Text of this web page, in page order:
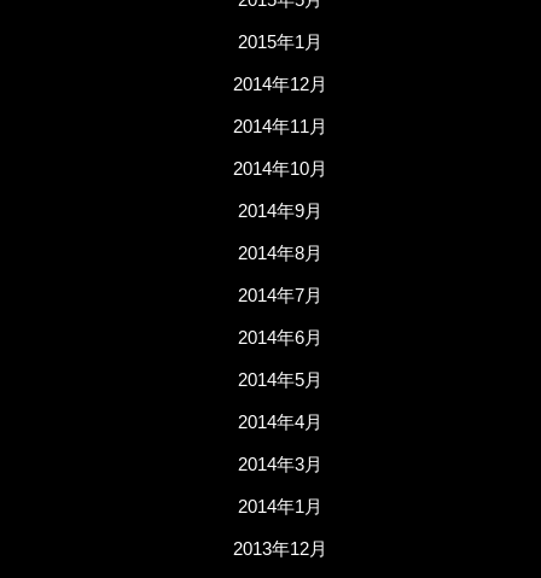
2015年1月
2014年12月
2014年11月
2014年10月
2014年9月
2014年8月
2014年7月
2014年6月
2014年5月
2014年4月
2014年3月
2014年1月
2013年12月